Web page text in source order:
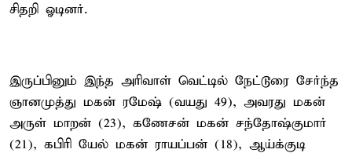
சிதறி ஓடினர்.
இருப்பினும் இந்த அரிவாள் வெட்டில் நேட்டூரை சேர்ந்த
ஞானமுத்து மகன் ரமேஷ் (வயது 49), அவரது மகன்
அருள் மாறன் (23), கணேசன் மகன் சந்தோஷ்குமார்
(21), கபிரி யேல் மகன் ராயப்பன் (18), ஆய்க்குடி